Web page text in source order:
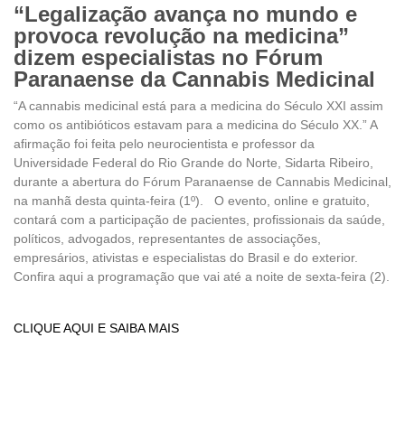
“Legalização avança no mundo e
provoca revolução na medicina”
dizem especialistas no Fórum
Paranaense da Cannabis Medicinal
“A cannabis medicinal está para a medicina do Século XXI assim
como os antibióticos estavam para a medicina do Século XX.” A
afirmação foi feita pelo neurocientista e professor da
Universidade Federal do Rio Grande do Norte, Sidarta Ribeiro,
durante a abertura do Fórum Paranaense de Cannabis Medicinal,
na manhã desta quinta-feira (1º). O evento, online e gratuito,
contará com a participação de pacientes, profissionais da saúde,
políticos, advogados, representantes de associações,
empresários, ativistas e especialistas do Brasil e do exterior.
Confira aqui a programação que vai até a noite de sexta-feira (2).
CLIQUE AQUI E SAIBA MAIS